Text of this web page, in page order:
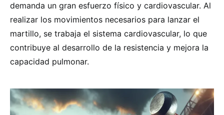
demanda un gran esfuerzo físico y cardiovascular. Al
realizar los movimientos necesarios para lanzar el
martillo, se trabaja el sistema cardiovascular, lo que
contribuye al desarrollo de la resistencia y mejora la
capacidad pulmonar.